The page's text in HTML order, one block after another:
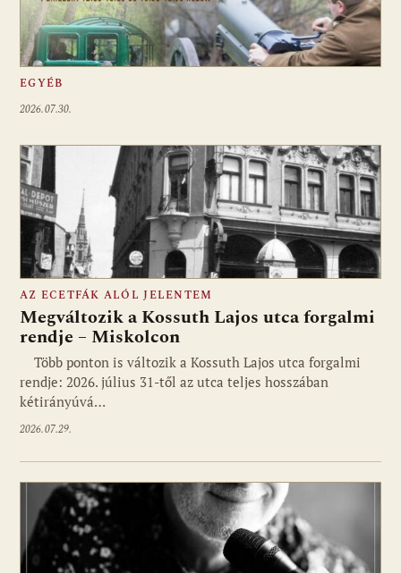
EGYÉB
2026.07.30.
AZ ECETFÁK ALÓL JELENTEM
Megváltozik a Kossuth Lajos utca forgalmi
rendje – Miskolcon
Több ponton is változik a Kossuth Lajos utca forgalmi
rendje: 2026. július 31-től az utca teljes hosszában
kétirányúvá…
2026.07.29.